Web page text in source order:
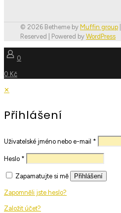
© 2026 Betheme by Muffin group
Reserved | Powered by WordPress
0
0 Kč
✕
Přihlášení
Uživatelské jméno nebo e-mail *
Heslo *
Zapamatujte si mě Přihlášení
Zapomněli jste heslo?
Založit účet?